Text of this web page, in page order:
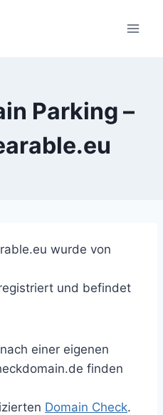
Parking –
wurde von
und befindet
einer eigenen
finden
Domain Check.